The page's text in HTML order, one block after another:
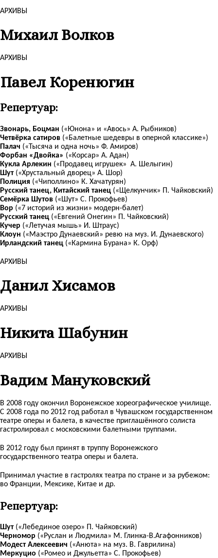
АРХИВЫ
Михаил Волков
АРХИВЫ
Павел Коренюгин
Репертуар:
Звонарь, Боцман («Юнона» и «Авось» А. Рыбников)
Четвёрка сатиров («Балетные шедевры в оперной классике»)
Палач («Тысяча и одна ночь» Ф. Амиров)
Форбан «Двойка» («Корсар» А. Адан)
Кукла Арлекин («Продавец игрушек» А. Шелыгин)
Шут(«Хрустальный дворец» А. Шор)
Полиция («Чиполлино» К. Хачатурян)
Русский танец, Китайский танец («Щелкунчик» П. Чайковский)
Семёрка Шутов («Шут» С. Прокофьев)
Вор («7 историй из жизни» модерн-балет)
Русский танец («Евгений Онегин» П. Чайковский)
Кучер («Летучая мышь» И. Штраус)
Клоун («Маэстро Дунаевский» ревю на муз. И. Дунаевского)
Ирландский танец («Кармина Бурана» К. Орф)
АРХИВЫ
Данил Хисамов
АРХИВЫ
Никита Шабунин
АРХИВЫ
Вадим Мануковский
В 2008 году окончил Воронежское хореографическое училище.
С 2008 года по 2012 год работал в Чувашском государственном
театре оперы и балета, в качестве приглашённого солиста
гастролировал с московскими балетными труппами.
В 2012 году был принят в труппу Воронежского
государственного театра оперы и балета.
Принимал участие в гастролях театра по стране и за рубежом:
во Франции, Мексике, Китае и др.
Репертуар:
Шут(«Лебединое озеро» П. Чайковский)
Черномор («Руслан и Людмила» М. Глинка-В.Агафонников)
Модест Алексеевич («Анюта» на муз. В. Гаврилина)
Меркуцио («Ромео и Джульетта» С. Прокофьев)